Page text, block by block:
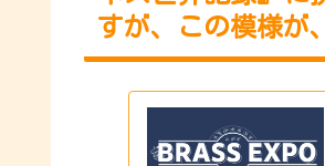
すが、この模様が